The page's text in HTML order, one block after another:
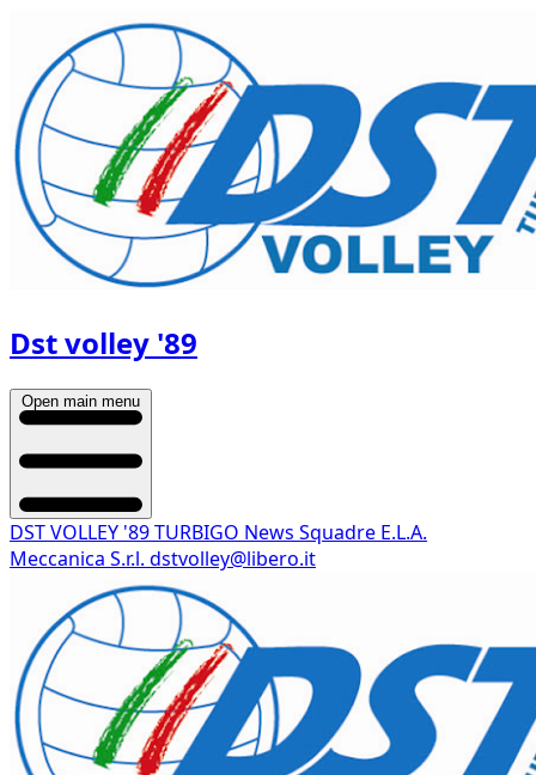
Dst volley '89
Open main menu
DST VOLLEY '89 TURBIGO News Squadre E.L.A.
Meccanica S.r.l. dstvolley@libero.it